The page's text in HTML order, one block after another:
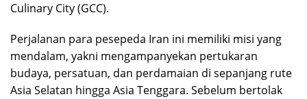
Culinary City (GCC).
​Perjalanan para pesepeda Iran ini memiliki misi yang
mendalam, yakni mengampanyekan pertukaran
budaya, persatuan, dan perdamaian di sepanjang rute
Asia Selatan hingga Asia Tenggara. Sebelum bertolak